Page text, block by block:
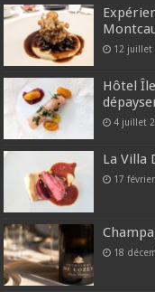
12 juillet
Hôtel
4 juillet
La Villa
17
18